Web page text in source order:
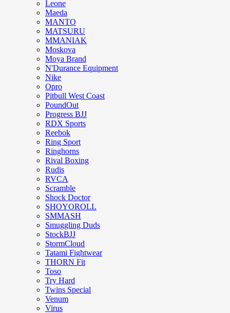
Leone
Maeda
MANTO
MATSURU
MMANIAK
Moskova
Moya Brand
N'Durance Equipment
Nike
Opro
Pitbull West Coast
PoundOut
Progress BJJ
RDX Sports
Reebok
Ring Sport
Ringhorns
Rival Boxing
Rudis
RVCA
Scramble
Shock Doctor
SHOYOROLL
SMMASH
Smuggling Duds
StockBJJ
StormCloud
Tatami Fightwear
THORN Fit
Toso
Try Hard
Twins Special
Venum
Virus